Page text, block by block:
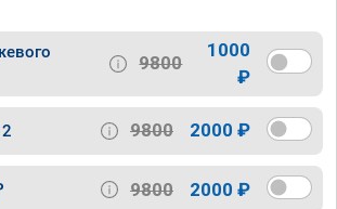
9800
1000
₽
9800 2000 ₽
9800 2000 ₽